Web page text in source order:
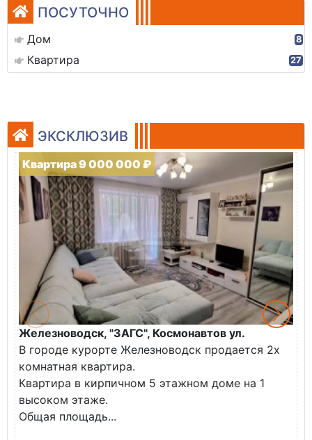
ПОСУТОЧНО
Дом 8
Квартира 27
ЭКСКЛЮЗИВ
Квартира 9 000 000 ₽
Железноводск, "ЗАГС", Космонавтов ул.
В городе курорте Железноводск продается 2х
комнатная квартира.
Квартира в кирпичном 5 этажном доме на 1
высоком этаже.
Общая площадь...